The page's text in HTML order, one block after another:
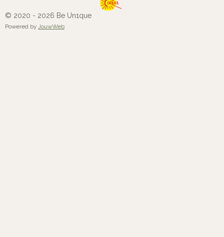
o
k
r
a
m
I
n
© 2020 - 2026 Be Un1que
Powered by JouwWeb